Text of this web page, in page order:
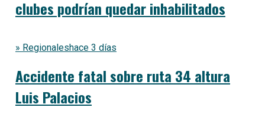
clubes podrían quedar inhabilitados
» Regionaleshace 3 días
Accidente fatal sobre ruta 34 altura
Luis Palacios